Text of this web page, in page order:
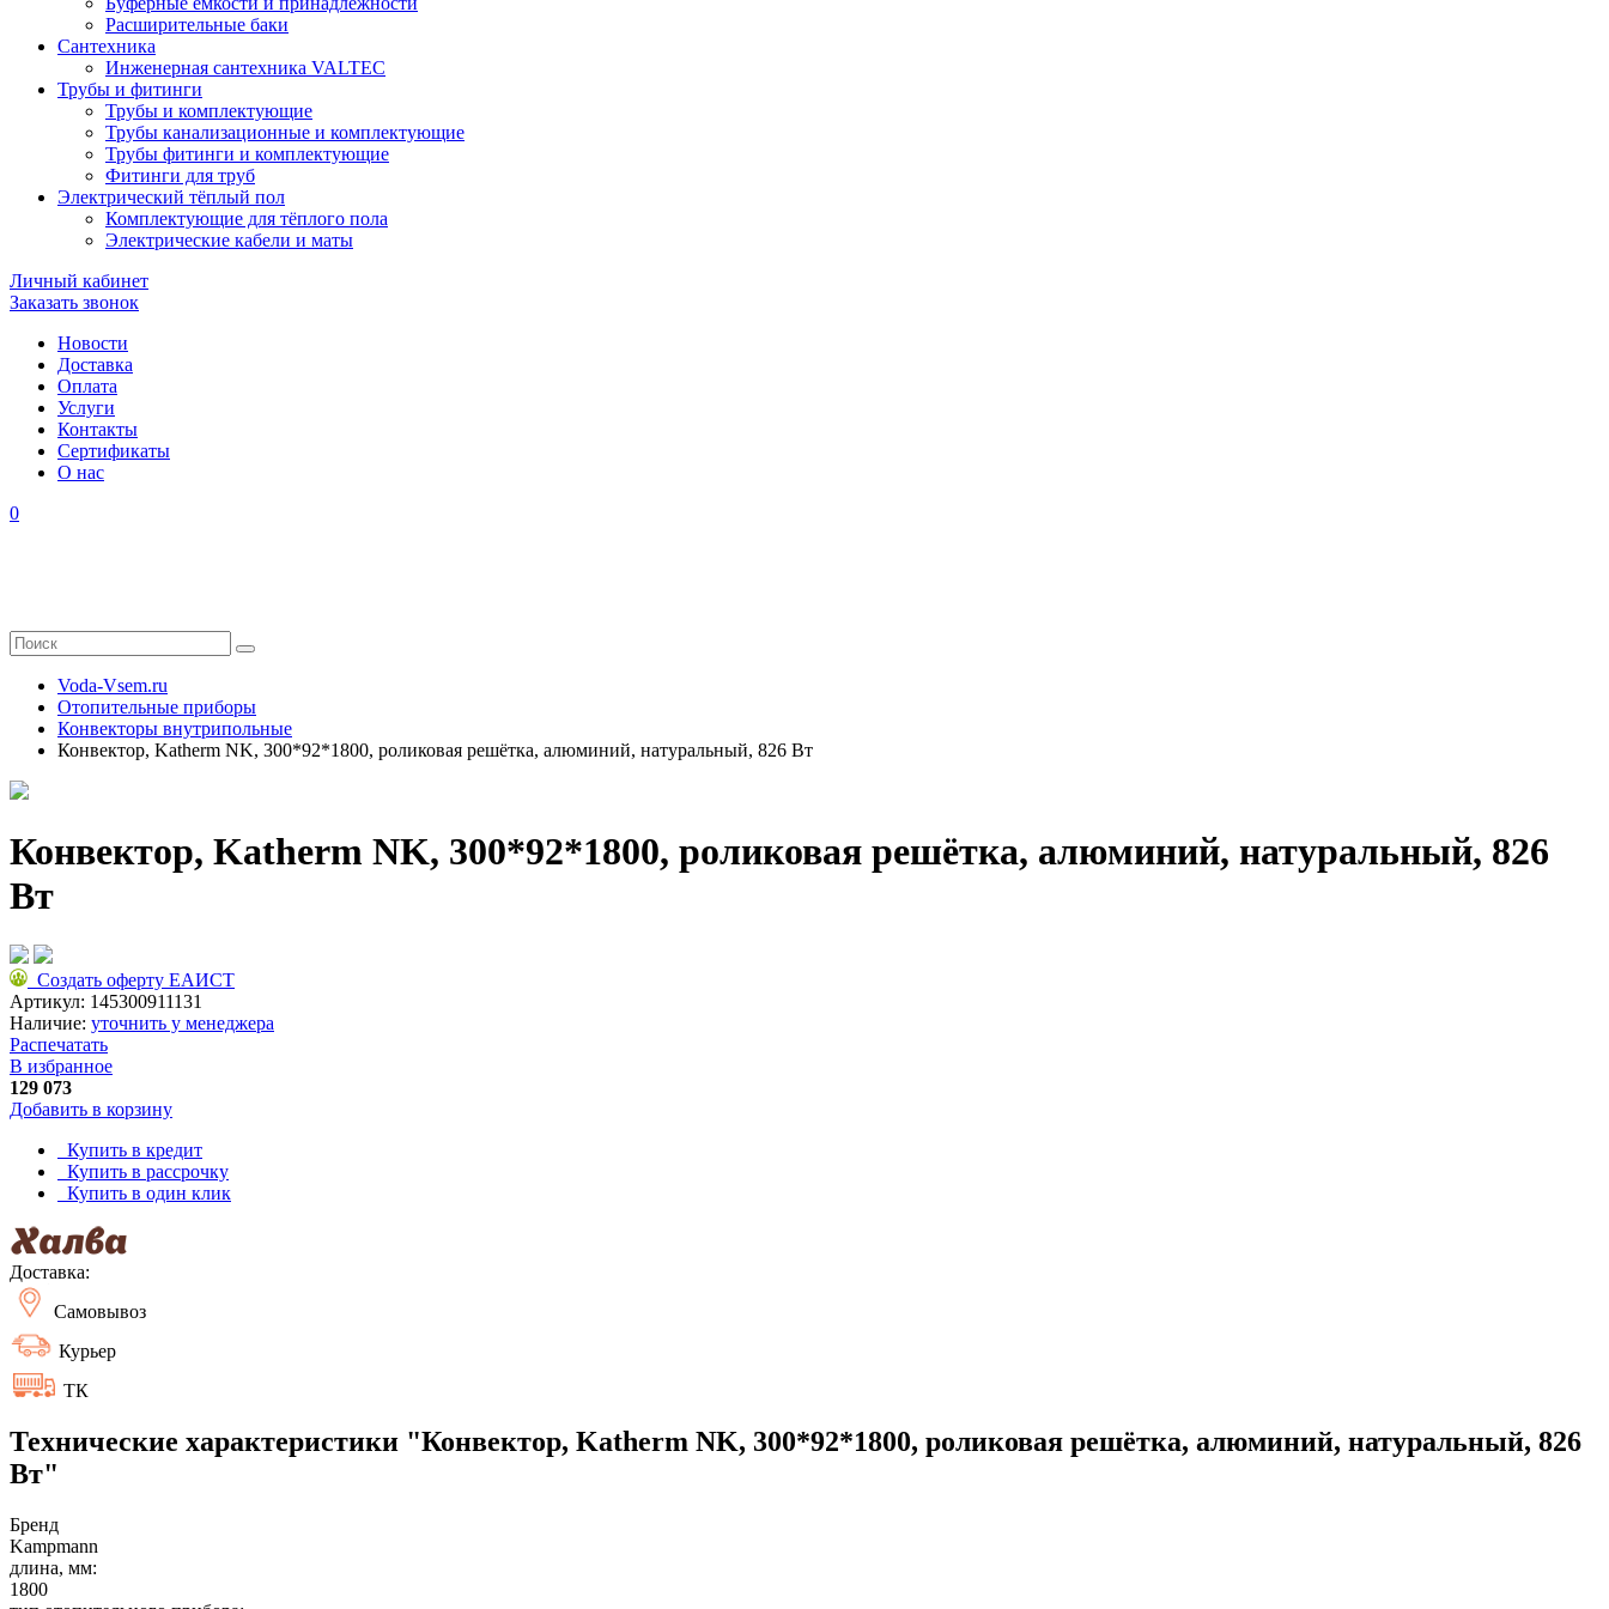
Расширительные баки
Сантехника
Инженерная сантехника VALTEC
Трубы и фитинги
Трубы и комплектующие
Трубы канализационные и комплектующие
Трубы фитинги и комплектующие
Фитинги для труб
Электрический тёплый пол
Комплектующие для тёплого пола
Электрические кабели и маты
Личный кабинет
Заказать звонок
Новости
Доставка
Оплата
Услуги
Контакты
Cертификаты
О нас
0
Voda-Vsem.ru
Отопительные приборы
Конвекторы внутрипольные
Конвектор, Katherm NK, 300*92*1800, роликовая решётка, алюминий, натуральный, 826 Вт
Конвектор, Katherm NK, 300*92*1800, роликовая решётка, алюминий, натуральный, 826
Вт
Создать оферту ЕАИСТ
Артикул: 145300911131
Наличие: уточнить у менеджера
Распечатать
В избранное
129 073
Добавить в корзину
Купить в кредит
Купить в рассрочку
Купить в один клик
Доставка:
Самовывоз
Курьер
ТК
Технические характеристики "Конвектор, Katherm NK, 300*92*1800, роликовая решётка, алюминий, натуральный, 826
Вт"
Бренд
Kampmann
длина, мм:
1800